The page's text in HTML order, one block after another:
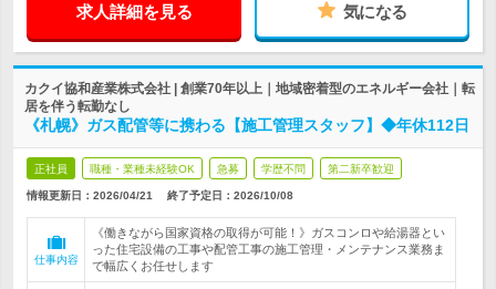
求人詳細を見る 気になる
カクイ協和産業株式会社 | 創業70年以上｜地域密着型のエネルギー会社｜転
居を伴う転勤なし
《札幌》ガス配管等に携わる【施工管理スタッフ】◆年休112日
正社員 職種・業種未経験OK 急募 学歴不問 第二新卒歓迎
情報更新日：2026/04/21 終了予定日： 2026/10/08
仕事内容
《働きながら国家資格の取得が可能！》ガスコンロや給湯器とい
った住宅設備の工事や配管工事の施工管理・メンテナンス業務ま
で幅広くお任せします